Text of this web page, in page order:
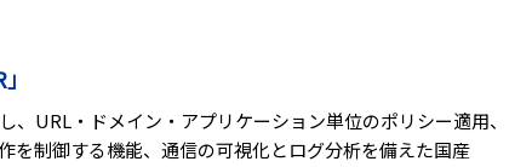
、URL・ドメイン・アプリケーション単位のポリシー適用、
を制御する機能、通信の可視化とログ分析を備えた国産